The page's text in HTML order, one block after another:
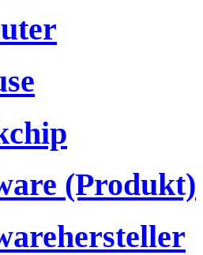
(Produkt)